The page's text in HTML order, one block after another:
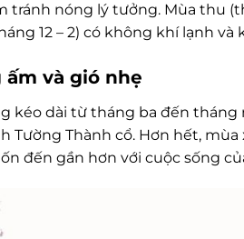
tránh nóng lý tưởng. Mùa thu
12 – 2) có không khí lạnh và
ấm và gió nhẹ
kéo dài từ tháng ba đến
Tường Thành cổ. Hơn hết,
đến gần hơn với cuộc sống